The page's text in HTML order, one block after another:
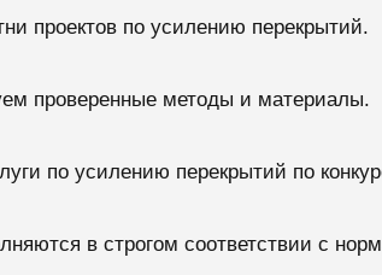
проектов по усилению перекрытий.
проверенные методы и материалы.
по усилению перекрытий по
в строгом соответствии с